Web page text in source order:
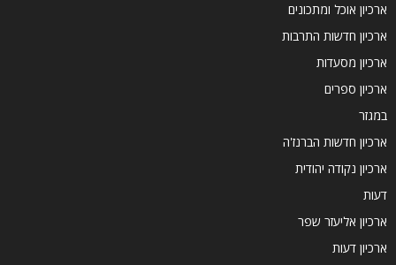
ארכיון אוכל ומתכונים
ארכיון חדשות התרבות
ארכיון מסעדות
ארכיון ספרים
במגזר
ארכיון חדשות הברנז'ה
ארכיון נקודה יהודית
דעות
ארכיון אליעזר שפר
ארכיון דעות